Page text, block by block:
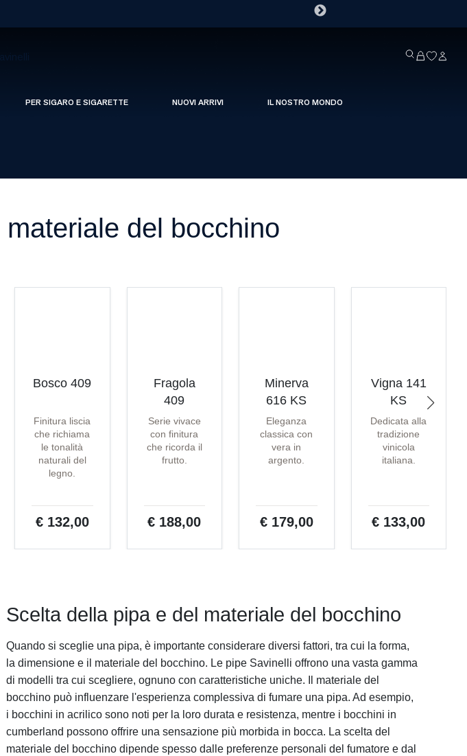
PER SIGARO E SIGARETTE NUOVI ARRIVI IL NOSTRO MONDO
del bocchino
Bosco 409
Finitura liscia
che richiama
le tonalità
naturali del
legno.
€ 132,00
Fragola
409
Serie vivace
con finitura
che ricorda il
frutto.
€ 188,00
Minerva
616 KS
Eleganza
classica con
vera in
argento.
€ 179,00
Vigna 141
KS
Dedicata alla
tradizione
vinicola
italiana.
€ 133,00
Scelta della pipa e del materiale del bocchino
Quando si sceglie una pipa, è importante considerare diversi fattori, tra cui la forma,
la dimensione e il materiale del bocchino. Le pipe Savinelli offrono una vasta gamma
di modelli tra cui scegliere, ognuno con caratteristiche uniche. Il materiale del
bocchino può influenzare l'esperienza complessiva di fumare una pipa. Ad esempio,
i bocchini in acrilico sono noti per la loro durata e resistenza, mentre i bocchini in
cumberland possono offrire una sensazione più morbida in bocca. La scelta del
materiale del bocchino dipende spesso dalle preferenze personali del fumatore e dal